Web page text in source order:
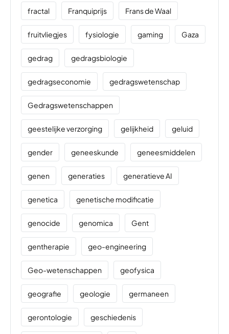
fractal Franquiprijs Frans de Waal
fruitvliegjes fysiologie gaming Gaza
gedrag gedragsbiologie
gedragseconomie gedragswetenschap
Gedragswetenschappen
geestelijke verzorging gelijkheid geluid
gender geneeskunde geneesmiddelen
genen generaties generatieve AI
genetica genetische modificatie
genocide genomica Gent
gentherapie geo-engineering
Geo-wetenschappen geofysica
geografie geologie germaneen
gerontologie geschiedenis